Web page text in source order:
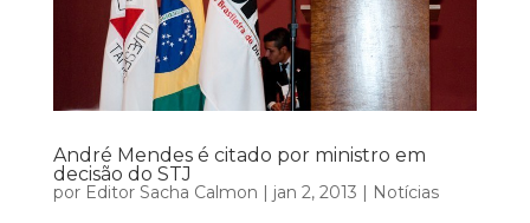
André Mendes é citado por ministro em
decisão do STJ
por Editor Sacha Calmon | jan 2, 2013 | Notícias